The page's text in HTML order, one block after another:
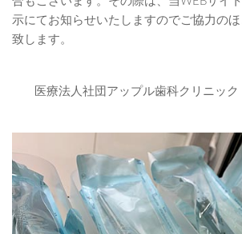
示にてお知らせいたしますのでご協力の
致します。
医療法人社団アップル歯科クリニ